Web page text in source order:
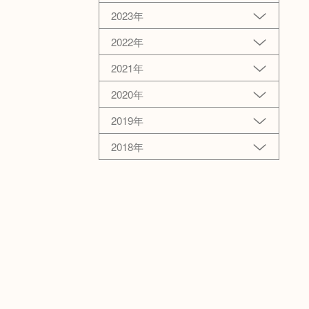
2023年
2022年
2021年
2020年
2019年
2018年